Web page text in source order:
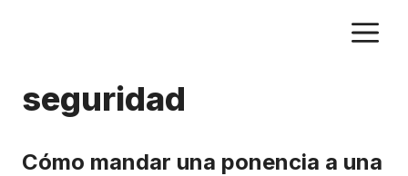
seguridad
Cómo mandar una ponencia a una